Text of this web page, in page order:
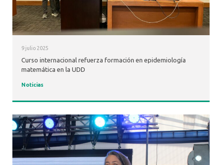
9 julio 2025
Curso internacional refuerza formación en epidemiología
matemática en la UDD
Noticias